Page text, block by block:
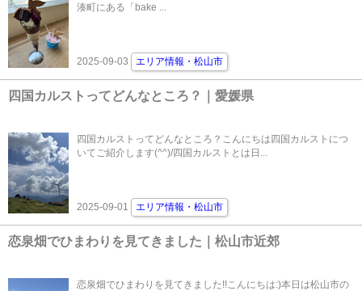
湊町にある「bake ...
2025-09-03 エリア情報・松山市
四国カルストってどんなところ？｜愛媛県
四国カルストってどんなところ？こんにちは四国カルストにつ
いてご紹介します(^^)/四国カルストとは日...
2025-09-01 エリア情報・松山市
恋泉畑でひまわりを見てきました｜松山市近郊
恋泉畑でひまわりを見てきました!!こんにちは:)本日は松山市の